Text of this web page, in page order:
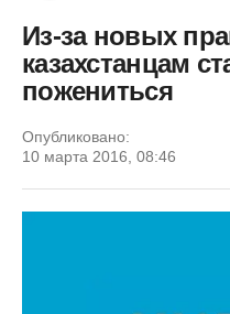
Из-за новых
казахстанцам
пожениться
Опубликовано:
10 марта 2016, 08:46